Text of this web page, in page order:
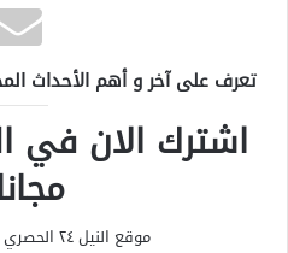
تعرف على آخر و أهم الأحداث
اشترك الان في
موقع النيل ٢٤ الحصري علي مدار الساعة